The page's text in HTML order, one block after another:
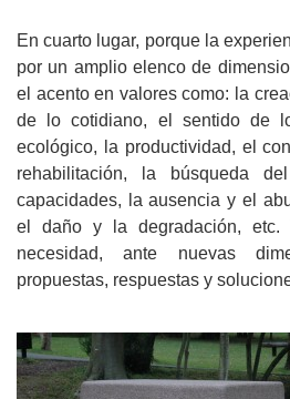
En cuarto lugar, porque la
por un amplio elenco de
el acento en valores como: la
de lo cotidiano, el sentido de
ecológico, la productividad, el
rehabilitación, la búsqueda
capacidades, la ausencia y el
el daño y la degradación,
necesidad, ante nuevas
propuestas, respuestas y